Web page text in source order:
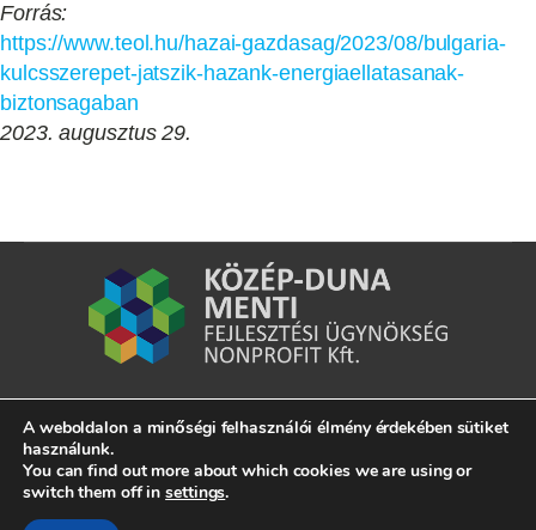
Forrás:
https://www.teol.hu/hazai-gazdasag/2023/08/bulgaria-
kulcsszerepet-jatszik-hazank-energiaellatasanak-
biztonsagaban
2023. augusztus 29.
7020 Dunaföldvár, Kossuth Lajos u. 2.
A weboldalon a minőségi felhasználói élmény érdekében sütiket
használunk.
You can find out more about which cookies we are using or
switch them off insettings.